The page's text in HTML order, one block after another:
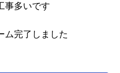
事多いです
完了しました